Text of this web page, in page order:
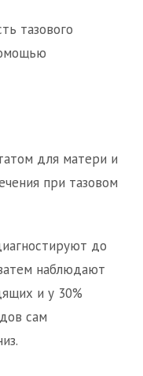
тазового
для матери и
при тазовом
до
наблюдают
и у 30%
сам